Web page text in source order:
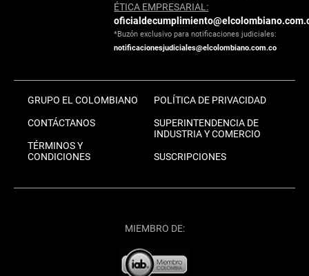
ÉTICA EMPRESARIAL:
*Buzón exclusivo para notificaciones judiciales:
notificacionesjudiciales@elcolombiano.com.co
GRUPO EL COLOMBIANO
CONTÁCTANOS
TÉRMINOS Y
CONDICIONES
POLÍTICA DE PRIVACIDAD
SUPERINTENDENCIA DE
INDUSTRIA Y COMERCIO
SUSCRIPCIONES
MIEMBRO DE: